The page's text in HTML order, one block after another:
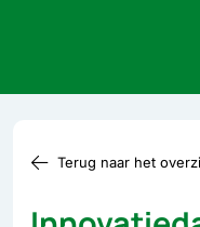
Terug naar het